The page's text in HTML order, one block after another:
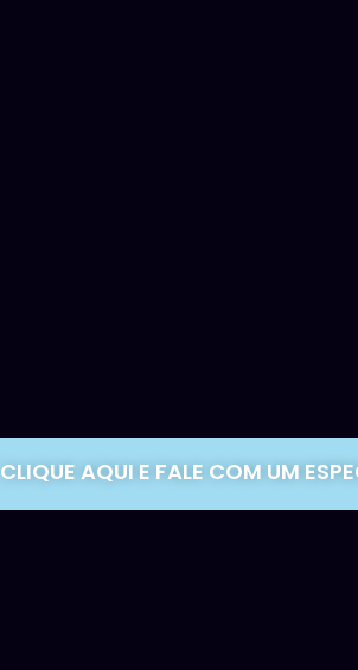
CLIQUE AQUI E FALE COM UM